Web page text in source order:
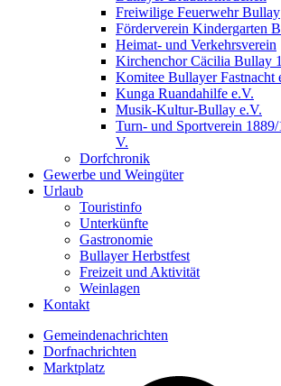
Freiwilige Feuerwehr Bullay
Förderverein Kindergarten
Heimat- und Verkehrsverein
Kirchenchor Cäcilia Bullay
Komitee Bullayer Fastnacht
Kunga Ruandahilfe e.V.
Musik-Kultur-Bullay e.V.
Turn- und Sportverein
V.
Dorfchronik
Gewerbe und Weingüter
Urlaub
Touristinfo
Unterkünfte
Gastronomie
Bullayer Herbstfest
Freizeit und Aktivität
Weinlagen
Kontakt
Gemeindenachrichten
Dorfnachrichten
Marktplatz